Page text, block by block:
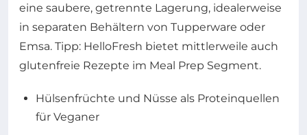
eine saubere, getrennte Lagerung, idealerweise
in separaten Behältern von Tupperware oder
Emsa. Tipp: HelloFresh bietet mittlerweile auch
glutenfreie Rezepte im Meal Prep Segment.
Hülsenfrüchte und Nüsse als Proteinquellen
für Veganer